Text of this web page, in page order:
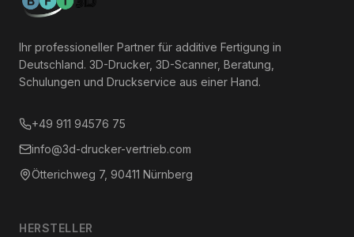
Ihr professioneller Partner für additive Fertigung in
Deutschland. 3D-Drucker, 3D-Scanner, Beratung,
Schulungen und Druckservice aus einer Hand.
+49 911 94576 75
info@3d-drucker-vertrieb.com
Ötterichweg 7, 90411 Nürnberg
HERSTELLER